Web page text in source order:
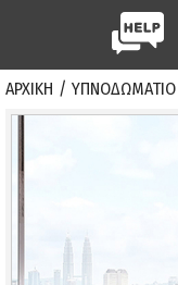
ΑΡΧΙΚΗ / ΥΠΝΟΔΩΜΑΤΙΟ